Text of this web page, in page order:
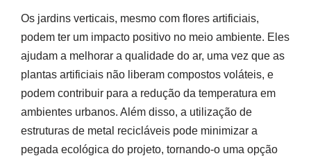
Os jardins verticais, mesmo com flores artificiais,
podem ter um impacto positivo no meio ambiente. Eles
ajudam a melhorar a qualidade do ar, uma vez que as
plantas artificiais não liberam compostos voláteis, e
podem contribuir para a redução da temperatura em
ambientes urbanos. Além disso, a utilização de
estruturas de metal recicláveis pode minimizar a
pegada ecológica do projeto, tornando-o uma opção